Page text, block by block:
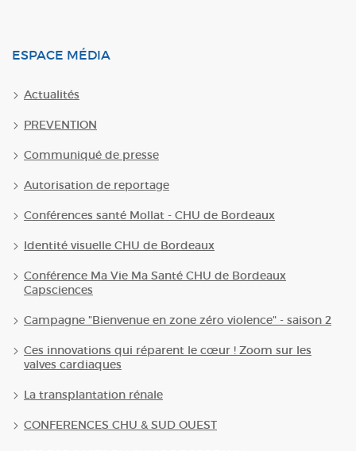
ESPACE MÉDIA
Actualités
PREVENTION
Communiqué de presse
Autorisation de reportage
Conférences santé Mollat - CHU de Bordeaux
Identité visuelle CHU de Bordeaux
Conférence Ma Vie Ma Santé CHU de Bordeaux
Capsciences
Campagne "Bienvenue en zone zéro violence" - saison 2
Ces innovations qui réparent le cœur ! Zoom sur les
valves cardiaques
La transplantation rénale
CONFERENCES CHU & SUD OUEST